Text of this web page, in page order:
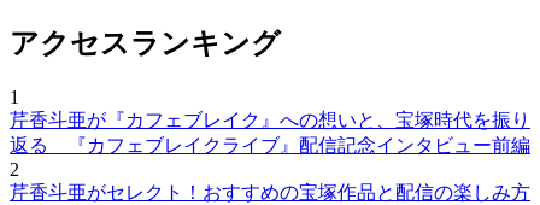
アクセスランキング
1
芹香斗亜が『カフェブレイク』への想いと、宝塚時代を振り
返る 『カフェブレイクライブ』配信記念インタビュー前編
2
芹香斗亜がセレクト！おすすめの宝塚作品と配信の楽しみ方